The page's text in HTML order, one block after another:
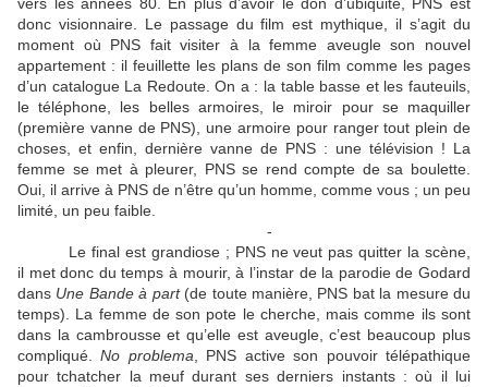
donc visionnaire. Le passage du film est mythique, il s’agit du
moment où PNS fait visiter à la femme aveugle son nouvel
appartement : il feuillette les plans de son film comme les pages
d’un catalogue La Redoute. On a : la table basse et les fauteuils,
le téléphone, les belles armoires, le miroir pour se maquiller
(première vanne de PNS), une armoire pour ranger tout plein de
choses, et enfin, dernière vanne de PNS : une télévision ! La
femme se met à pleurer, PNS se rend compte de sa boulette.
Oui, il arrive à PNS de n’être qu’un homme, comme vous ; un peu
limité, un peu faible.
-
Le final est grandiose ; PNS ne veut pas quitter la scène,
il met donc du temps à mourir, à l’instar de la parodie de Godard
dans Une Bande à part(de toute manière, PNS bat la mesure du
temps). La femme de son pote le cherche, mais comme ils sont
dans la cambrousse et qu’elle est aveugle, c’est beaucoup plus
compliqué.No problema , PNS active son pouvoir télépathique
pour tchatcher la meuf durant ses derniers instants : où il lui